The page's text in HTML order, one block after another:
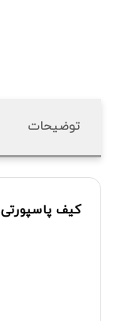
توضیحات
کیف پاسپورتی